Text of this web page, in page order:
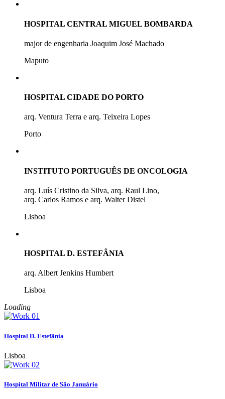
HOSPITAL CENTRAL MIGUEL BOMBARDA
major de engenharia Joaquim José Machado
Maputo
HOSPITAL CIDADE DO PORTO
arq. Ventura Terra e arq. Teixeira Lopes
Porto
INSTITUTO PORTUGUÊS DE ONCOLOGIA
arq. Luís Cristino da Silva, arq. Raul Lino,
arq. Carlos Ramos e arq. Walter Distel
Lisboa
HOSPITAL D. ESTEFÂNIA
arq. Albert Jenkins Humbert
Lisboa
Loading
Hospital D. Estefânia
Lisboa
Hospital Militar de São Januário